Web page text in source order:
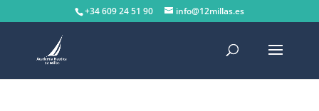
+34 609 24 51 90 info@12millas.es